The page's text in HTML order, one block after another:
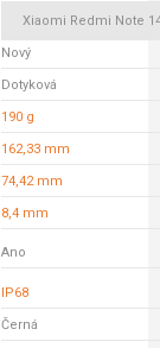
Xiaomi Redmi Note
Nový
Dotyková
190 g
162,33 mm
74,42 mm
8,4 mm
Ano
IP68
Černá